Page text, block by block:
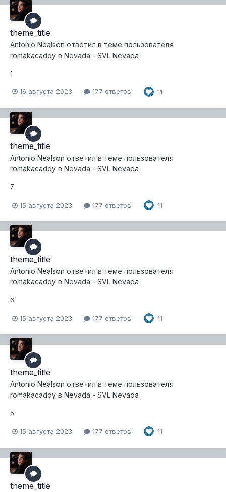
theme_title
Antonio Nealson ответил в теме пользователя
romakacaddy в Nevada - SVL Nevada
1
16 августа 2023 177 ответов 11
theme_title
Antonio Nealson ответил в теме пользователя
romakacaddy в Nevada - SVL Nevada
7
15 августа 2023 177 ответов 11
theme_title
Antonio Nealson ответил в теме пользователя
romakacaddy в Nevada - SVL Nevada
6
15 августа 2023 177 ответов 11
theme_title
Antonio Nealson ответил в теме пользователя
romakacaddy в Nevada - SVL Nevada
5
15 августа 2023 177 ответов 11
theme_title